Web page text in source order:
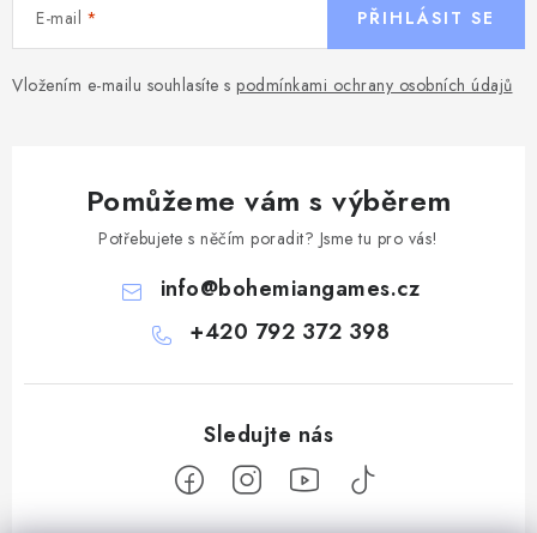
E-mail
Vložením e-mailu souhlasíte s podmínkami ochrany osobních údajů
PŘIHLÁSIT SE
Pomůžeme vám s výběrem
Potřebujete s něčím poradit? Jsme tu pro vás!
info@bohemiangames.cz
+420 792 372 398